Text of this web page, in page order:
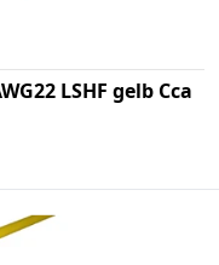
LSHF gelb Cca